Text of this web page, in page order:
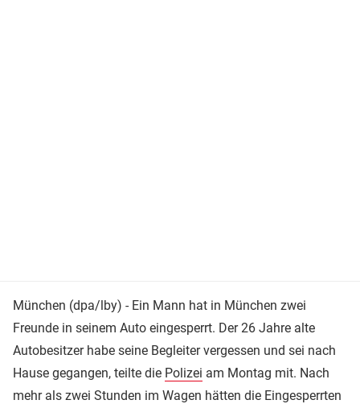
München (dpa/lby) - Ein Mann hat in München zwei
Freunde in seinem Auto eingesperrt. Der 26 Jahre alte
Autobesitzer habe seine Begleiter vergessen und sei nach
Hause gegangen, teilte die Polizei am Montag mit. Nach
mehr als zwei Stunden im Wagen hätten die Eingesperrten